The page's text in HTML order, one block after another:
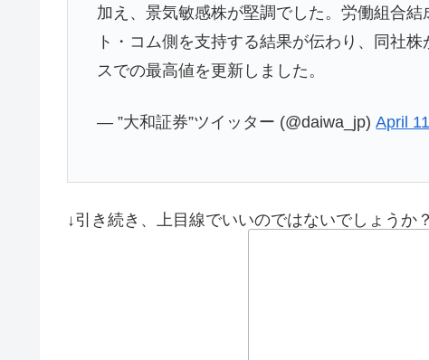
加え、景気敏感株が堅調でした。労働組合
ト・コム側を支持する結果が伝わり、同社
スでの最高値を更新しました。
— ”大和証券”ツイッター (@daiwa_jp)April
↓引き続き、上目線でいいのではないでしょうか？